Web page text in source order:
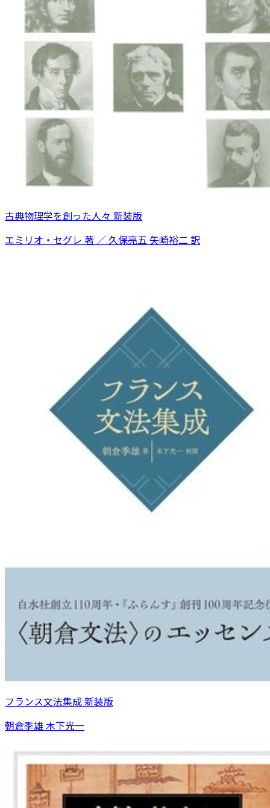
古典物理学を創った人々 新装版
エミリオ・セグレ 著 ／ 久保亮五 矢崎裕二 訳
フランス文法集成 新装版
朝倉季雄 木下光一